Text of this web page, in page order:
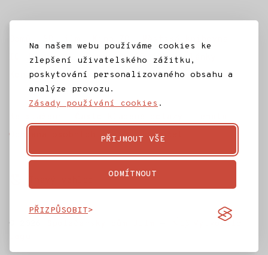
Na našem webu používáme cookies ke
zlepšení uživatelského zážitku,
poskytování personalizovaného obsahu a
analýze provozu.
Zásady používání cookies .
PŘIJMOUT VŠE
ODMÍTNOUT
PŘIZPŮSOBIT
SD Jilm Kino 70
Městská knihovna
IC Jilemnice
Projekty SD Jilm
Články
Kontakt
Ochrana osobních údajů
Rozpočet
Vytvořilo